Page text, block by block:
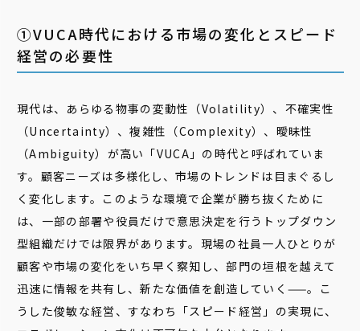
①VUCA時代における市場の変化とスピード
経営の必要性
現代は、あらゆる物事の変動性（Volatility）、不確実性
（Uncertainty）、複雑性（Complexity）、曖昧性
（Ambiguity）が高い「VUCA」の時代と呼ばれていま
す。顧客ニーズは多様化し、市場のトレンドは目まぐるし
く変化します。このような環境で企業が勝ち抜くために
は、一部の部署や役員だけで意思決定を行うトップダウン
型組織だけでは限界があります。現場の社員一人ひとりが
顧客や市場の変化をいち早く察知し、部門の垣根を越えて
迅速に情報を共有し、新たな価値を創造していく——。こ
うした俊敏な経営、すなわち「スピード経営」の実現に、